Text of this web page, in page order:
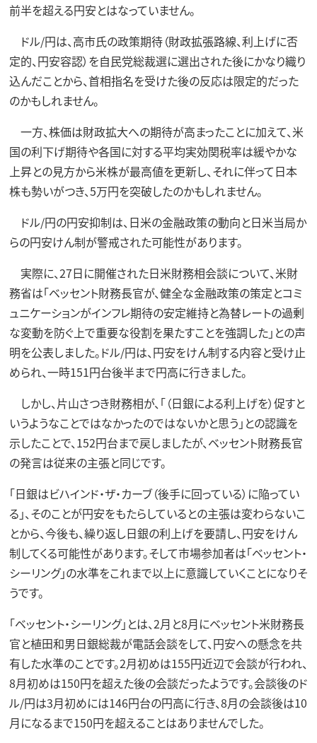
前半を超える円安とはなっていません。
ドル/円は、高市氏の政策期待（財政拡張路線、利上げに否
定的、円安容認）を自民党総裁選に選出された後にかなり織り
込んだことから、首相指名を受けた後の反応は限定的だった
のかもしれません。
一方、株価は財政拡大への期待が高まったことに加えて、米
国の利下げ期待や各国に対する平均実効関税率は緩やかな
上昇との見方から米株が最高値を更新し、それに伴って日本
株も勢いがつき、5万円を突破したのかもしれません。
ドル/円の円安抑制は、日米の金融政策の動向と日米当局か
らの円安けん制が警戒された可能性があります。
実際に、27日に開催された日米財務相会談について、米財
務省は「ベッセント財務長官が、健全な金融政策の策定とコミ
ュニケーションがインフレ期待の安定維持と為替レートの過剰
な変動を防ぐ上で重要な役割を果たすことを強調した」との声
明を公表しました。ドル/円は、円安をけん制する内容と受け止
められ、一時151円台後半まで円高に行きました。
しかし、片山さつき財務相が、「（日銀による利上げを）促すと
いうようなことではなかったのではないかと思う」との認識を
示したことで、152円台まで戻しましたが、ベッセント財務長官
の発言は従来の主張と同じです。
「日銀はビハインド・ザ・カーブ（後手に回っている）に陥ってい
る」、そのことが円安をもたらしているとの主張は変わらないこ
とから、今後も、繰り返し日銀の利上げを要請し、円安をけん
制してくる可能性があります。そして市場参加者は「ベッセント・
シーリング」の水準をこれまで以上に意識していくことになりそ
うです。
「ベッセント・シーリング」とは、2月と8月にベッセント米財務長
官と植田和男日銀総裁が電話会談をして、円安への懸念を共
有した水準のことです。2月初めは155円近辺で会談が行われ、
8月初めは150円を超えた後の会談だったようです。会談後のド
ル/円は3月初めには146円台の円高に行き、8月の会談後は10
月になるまで150円を超えることはありませんでした。